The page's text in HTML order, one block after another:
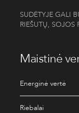
SUDĖTYJE GALI
RIEŠUTŲ, SOJOS
Maistinė
Energinė vertė
Riebalai